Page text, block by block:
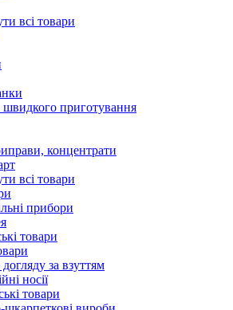
всі товари
приготування
концентрати
всі товари
прибори
товари
за взуттям
носії
товари